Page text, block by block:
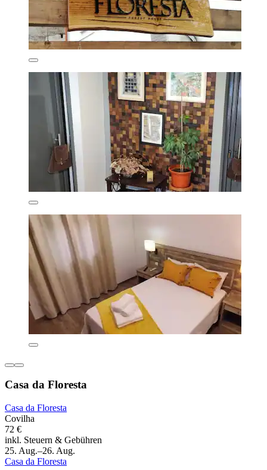
Casa da Floresta
Casa da Floresta
Covilha
72 €
inkl. Steuern & Gebühren
25. Aug.–26. Aug.
Casa da Floresta